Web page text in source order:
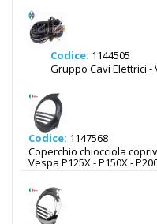
Codice: 1144505
Gruppo Cavi Elettrici
Codice: 1147568
Coperchio chiocciola
Vespa P125X - P150X -